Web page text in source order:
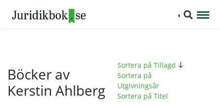
Böcker av
Kerstin Ahlberg
Sortera på Tillagd
Sortera på
Utgivningsår
Sortera på Titel